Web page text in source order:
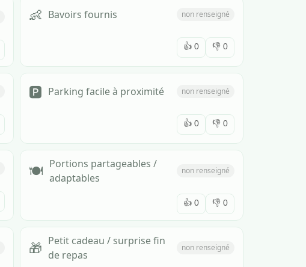
👶 Bavoirs fournis non renseigné
👍 0 👎 0
🅿️ Parking facile à proximité non renseigné
👍 0 👎 0
🍽️ Portions partageables /
adaptables
non renseigné
👍 0 👎 0
🎁 Petit cadeau / surprise fin
de repas
non renseigné